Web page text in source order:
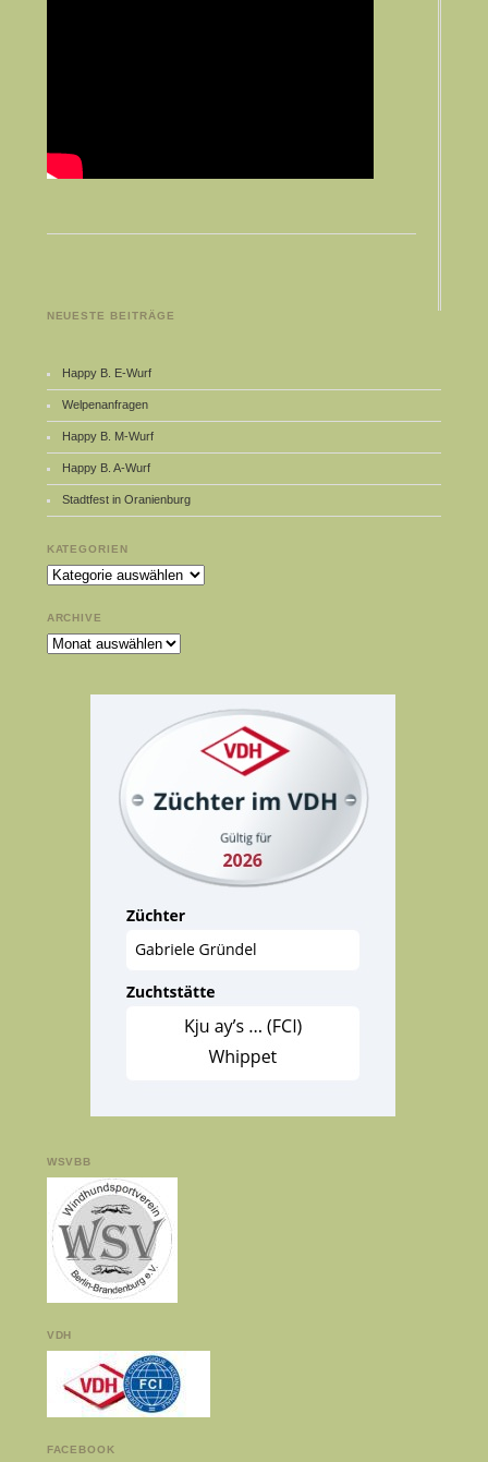
NEUESTE BEITRÄGE
Happy B. E-Wurf
Welpenanfragen
Happy B. M-Wurf
Happy B. A-Wurf
Stadtfest in Oranienburg
KATEGORIEN
Kategorien
ARCHIVE
Archive
WSVBB
VDH
FACEBOOK